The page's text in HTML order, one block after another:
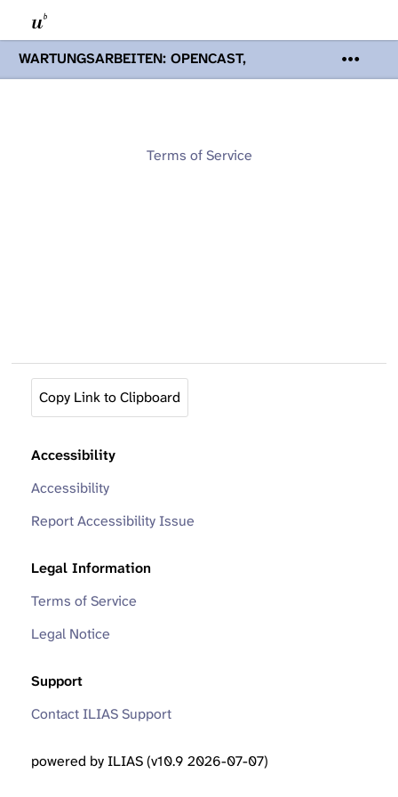
WARTUNGSARBEITEN: OPENCAST,
PODCASTS & TOBIRA
Mi 19. August
Opencast-Videos und Tobira nicht zur
Terms of Service
Copy Link to Clipboard
Accessibility
Accessibility
Report Accessibility Issue
Legal Information
Terms of Service
Legal Notice
Support
Contact ILIAS Support
powered by ILIAS (v10.9 2026-07-07)